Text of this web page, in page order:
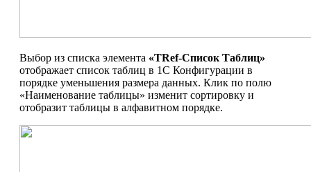
Выбор из списка элемента «TRef-Список Таблиц»
отображает список таблиц в 1С Конфигурации в
порядке уменьшения размера данных. Клик по полю
«Наименование таблицы» изменит сортировку и
отобразит таблицы в алфавитном порядке.